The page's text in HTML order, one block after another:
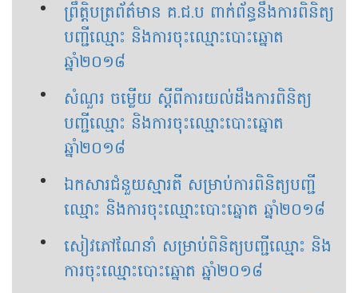
ព្រឹត្តិបត្រ​ព័ត៌មាន​ ​គ.ជ.ប​ ​ពាក់ព័ន្ធ​នឹង​ការពិនិត្យ​
បញ្ជី​ឈ្មោះ​ ​និង​ការ​ចុះឈ្មោះ​បោះឆ្នោត​ ​
ឆ្នាំ២០១៨
សំណួរ ចម្លើយ ស្ដីពីការយល់ដឹងការពិនិត្យ
បញ្ជីឈ្មោះ និងការចុះឈ្មោះបោះឆ្នោត
ឆ្នាំ២០១៨
ឯកសារជំនួយស្មារតី សម្រាប់​ការពិនិត្យបញ្ជី
ឈ្មោះ និង​ការចុះឈ្មោះបោះឆ្នោត ឆ្នាំ២០១៨
សៀវភៅ​ណែនាំ​ ​សម្រាប់​ពិនិត្យ​បញ្ជី​ឈ្មោះ​ ​និង​
ការ​ចុះឈ្មោះ​បោះឆ្នោត​ ​ឆ្នាំ២០១៨​